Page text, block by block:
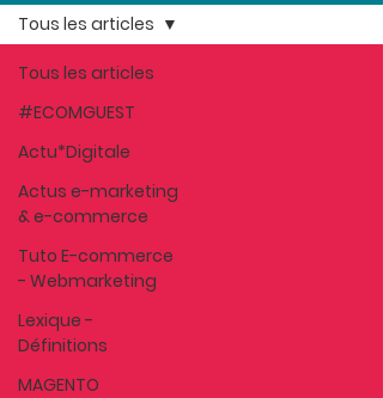
Tous les articles
#ECOMGUEST
Actu*Digitale
Actus e-marketing
& e-commerce
Tuto E-commerce
- Webmarketing
Lexique -
Définitions
MAGENTO
Tous les articles